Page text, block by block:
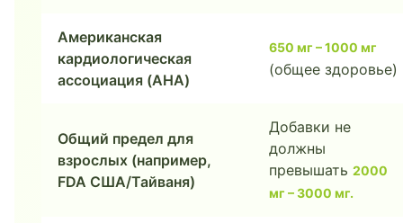
Американская
кардиологическая
ассоциация (AHA)
650 мг – 1000 мг
(общее здоровье)
Общий предел для
взрослых (например,
FDA США/Тайваня)
Добавки не
должны
превышать 2000
мг – 3000 мг.